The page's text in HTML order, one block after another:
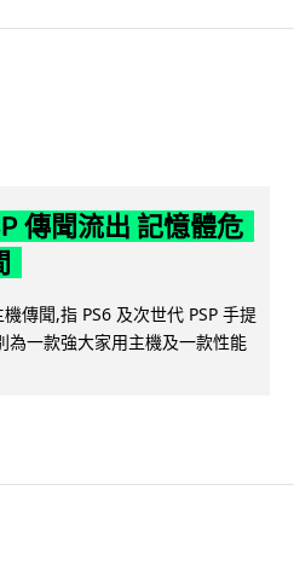
傳聞流出 記憶體危
傳聞,指 PS6 及次世代 PSP 手提
為一款強大家用主機及一款性能